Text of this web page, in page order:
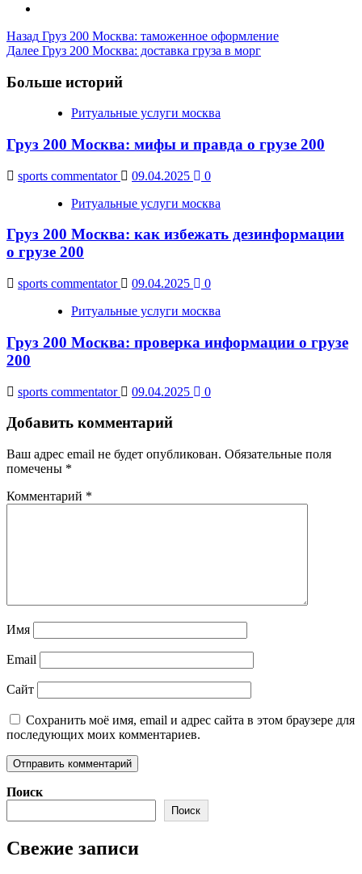
Post
Navigation
Назад Груз 200 Москва: таможенное оформление
Далее Груз 200 Москва: доставка груза в морг
Больше историй
Ритуальные услуги москва
Груз 200 Москва: мифы и правда о грузе 200
sports commentator 09.04.2025
0
Ритуальные услуги москва
Груз 200 Москва: как избежать дезинформации
о грузе 200
sports commentator 09.04.2025
0
Ритуальные услуги москва
Груз 200 Москва: проверка информации о грузе
200
sports commentator 09.04.2025 0
Добавить комментарий
Ваш адрес email не будет опубликован. Обязательные поля
помечены *
Комментарий *
Имя
Email
Сайт
Сохранить моё имя, email и адрес сайта в этом браузере для
последующих моих комментариев.
Поиск
Поиск
Свежие записи